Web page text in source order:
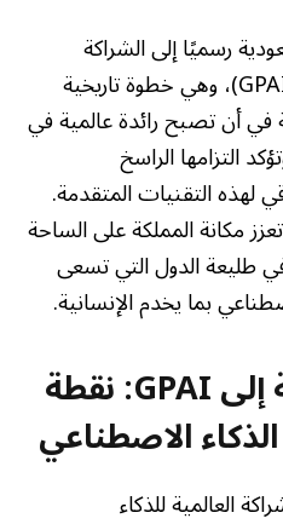
رسميًا إلى الشراكة
العالمية للذكاء الاصطناعي (GPAI)، وهي خطوة تاريخية
أن تصبح رائدة عالمية في
التزامها الراسخ
لهذه التقنيات المتقدمة.
مكانة المملكة على الساحة
طليعة الدول التي تسعى
بما يخدم الإنسانية.
انضمام السعودية إلى GPAI: نقطة
الاصطناعي
العالمية للذكاء